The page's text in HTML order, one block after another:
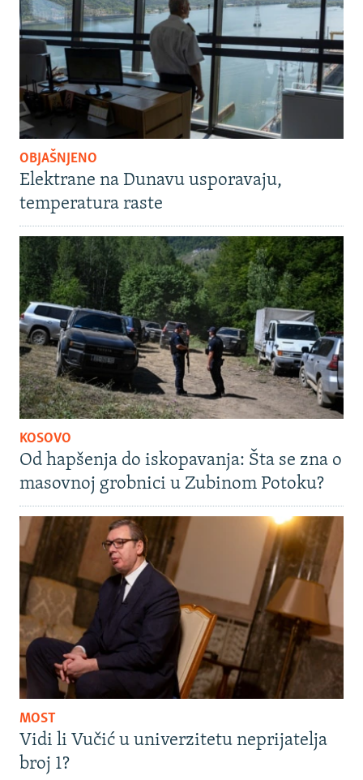
OBJAŠNJENO
Elektrane na Dunavu usporavaju,
temperatura raste
KOSOVO
Od hapšenja do iskopavanja: Šta se zna o
masovnoj grobnici u Zubinom Potoku?
MOST
Vidi li Vučić u univerzitetu neprijatelja
broj 1?